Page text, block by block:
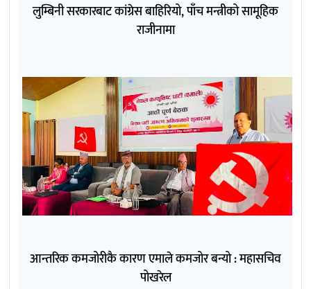
लुम्बिनी सरकारबाट कांग्रेस बाहिरियो, पाँच मन्त्रीको सामूहिक
राजीनामा
आन्तरिक कमजोरीकै कारण एमाले कमजोर बन्यो : महासचिव
पोखरेल